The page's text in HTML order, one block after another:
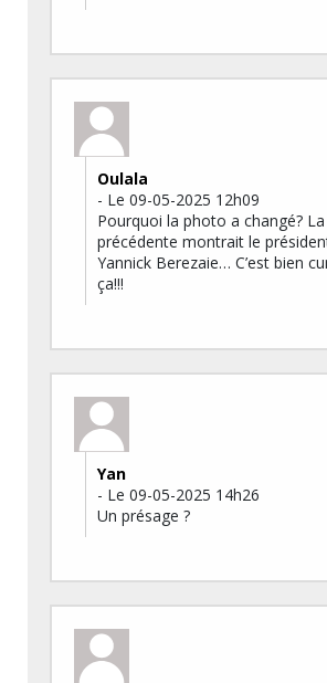
Oulala
- Le 09-05-2025 12h09
Pourquoi la photo a changé?
précédente montrait le
Yannick Berezaie… C’est bien
ça!!!
Yan
- Le 09-05-2025 14h26
Un présage ?